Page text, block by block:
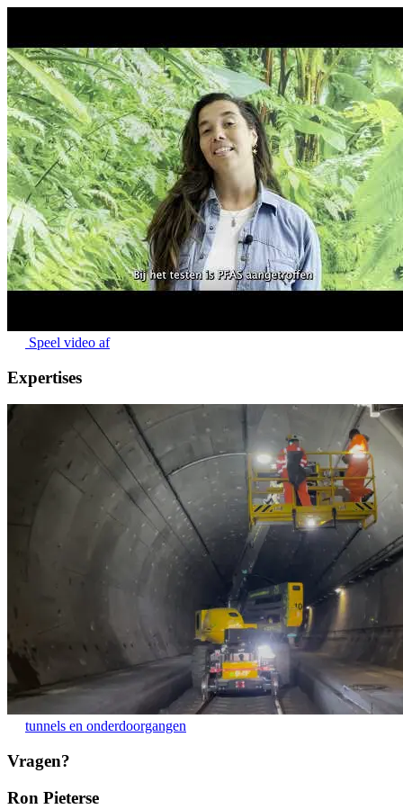
Speel video af
Expertises
tunnels en onderdoorgangen
Vragen?
Ron Pieterse